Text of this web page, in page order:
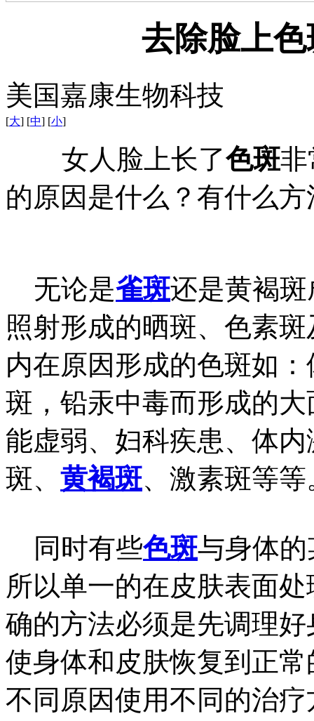
去除脸上
美国嘉康生物科技
[大] [中] [小]
女人脸上长了色斑非
的原因是什么？有什么
无论是雀斑还是黄褐
照射形成的晒斑、色素
内在原因形成的色斑如
斑，铅汞中毒而形成的
能虚弱、妇科疾患、体
斑、 黄褐斑、激素斑等等
同时有些色斑与身体
所以单一的在皮肤表面
确的方法必须是先调理
使身体和皮肤恢复到正
不同原因使用不同的治